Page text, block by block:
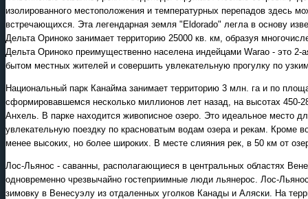
изолированного местоположения и температурных перепадов здесь
встречающихся. Эта легендарная земля "Eldorado" легла в основу
Дельта Ориноко занимает территорию 25000 кв. км, образуя
Дельта Ориноко преимущественно населена индейцами Warao - это
бытом местных жителей и совершить увлекательную прогулку по
Национальный парк Канайма занимает территорию 3 млн. га и по
сформировавшемся несколько миллионов лет назад, на высотах
Анхель. В парке находится живописное озеро. Это идеальное место
увлекательную поездку по красноватым водам озера и рекам. Кроме
менее высоких, но более широких. В месте слияния рек, в 50 км от
Лос-Льянос - саванны, располагающиеся в центральных областях
одновременно чрезвычайно гостеприимные люди льянерос. Лос-
зимовку в Венесуэлу из отдаленных уголков Канады и Аляски. На